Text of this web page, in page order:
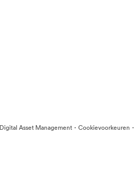
Asset Management · Cookievoorkeuren ·